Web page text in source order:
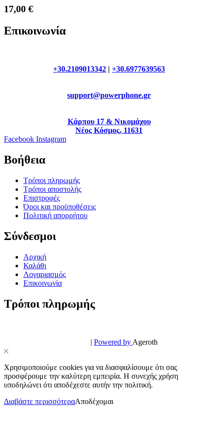
17,00 €
Επικοινωνία
+30.2109013342 | +30.6977639563
support@powerphone.gr
Κάρπου 17 & Νικομάχου
Νέος Κόσμος, 11631
Facebook Instagram
Βοήθεια
Τρόποι πληρωμής
Τρόποι αποστολής
Επιστροφές
Όροι και προϋποθέσεις
Πολιτική απορρήτου
Σύνδεσμοι
Αρχική
Καλάθι
Λογαριασμός
Επικοινωνία
Τρόποι πληρωμής
| Powered by Ageroth
Χρησιμοποιούμε cookies για να διασφαλίσουμε ότι σας
προσφέρουμε την καλύτερη εμπειρία. Η συνεχής χρήση
υποδηλώνει ότι αποδέχεστε αυτήν την πολιτική.
Διαβάστε περισσότεραΑποδέχομαι